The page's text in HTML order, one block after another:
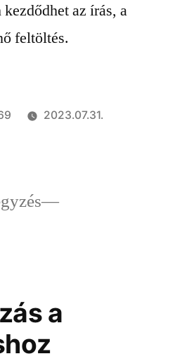
az írás, a
feltöltés.
2023.07.31.
a